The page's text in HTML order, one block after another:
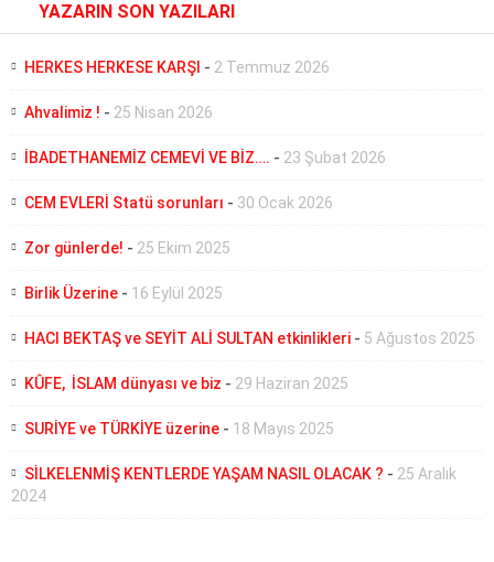
YAZARIN SON YAZILARI
HERKES HERKESE KARŞI - 2 Temmuz 2026
Ahvalimiz ! - 25 Nisan 2026
İBADETHANEMİZ CEMEVİ VE BİZ…. - 23 Şubat 2026
CEM EVLERİ Statü sorunları - 30 Ocak 2026
Zor günlerde! - 25 Ekim 2025
Birlik Üzerine - 16 Eylül 2025
HACI BEKTAŞ ve SEYİT ALİ SULTAN etkinlikleri - 5 Ağustos 2025
KÛFE, İSLAM dünyası ve biz - 29 Haziran 2025
SURİYE ve TÜRKİYE üzerine - 18 Mayıs 2025
SİLKELENMİŞ KENTLERDE YAŞAM NASIL OLACAK ? - 25 Aralık
2024